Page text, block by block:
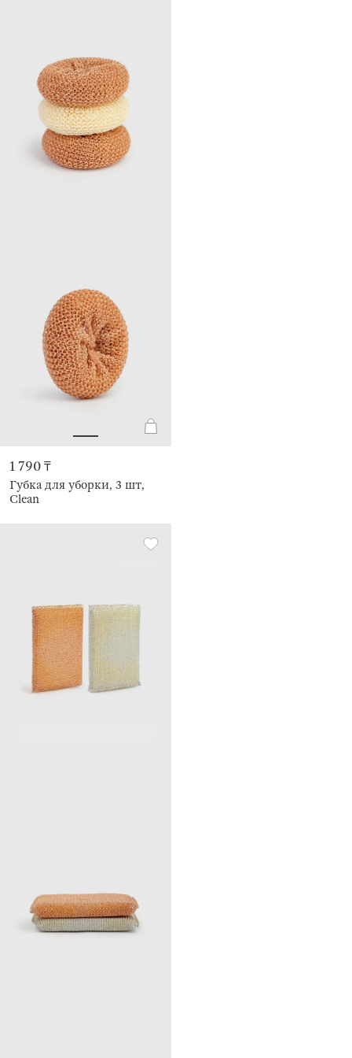
1 790 ₸
Губка для уборки, 3 шт,
Clean